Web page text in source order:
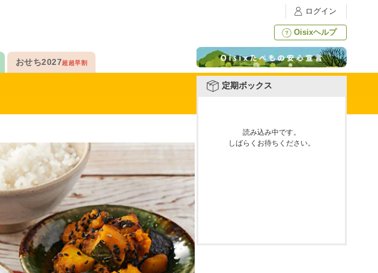
ログイン
Oisixヘルプ
ツ定期便
々増！
の甘熟梨
桃食べ比べ
幸せの黄桃
おせち2027超超早割
せち
ビーフ
どもも
しめるおせち
たっぷり
を増量！
っぷり楽しむ
くばりセット
定期ボックス
読み込み中です。
しばらくお待ちください。